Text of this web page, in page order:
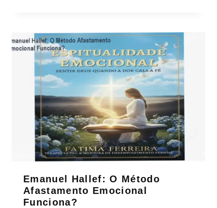
Emanuel Hallef: O Método
Afastamento Emocional
Funciona?